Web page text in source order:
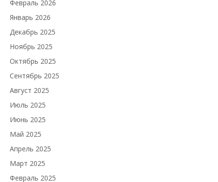
Февраль 2026
Январь 2026
Декабрь 2025
Ноябрь 2025
Октябрь 2025
Сентябрь 2025
Август 2025
Июль 2025
Июнь 2025
Май 2025
Апрель 2025
Март 2025
Февраль 2025